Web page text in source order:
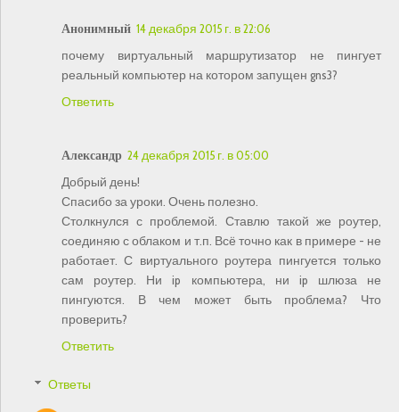
Анонимный 14 декабря 2015 г. в 22:06
почему виртуальный маршрутизатор не пингует
реальный компьютер на котором запущен gns3?
Ответить
Александр 24 декабря 2015 г. в 05:00
Добрый день!
Спасибо за уроки. Очень полезно.
Столкнулся с проблемой. Ставлю такой же роутер,
соединяю с облаком и т.п. Всё точно как в примере - не
работает. С виртуального роутера пингуется только
сам роутер. Ни ip компьютера, ни ip шлюза не
пингуются. В чем может быть проблема? Что
проверить?
Ответить
Ответы